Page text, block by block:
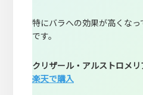
特にバラへの効果が高くな
です。
クリザール・アルストロメリ
楽天で購入